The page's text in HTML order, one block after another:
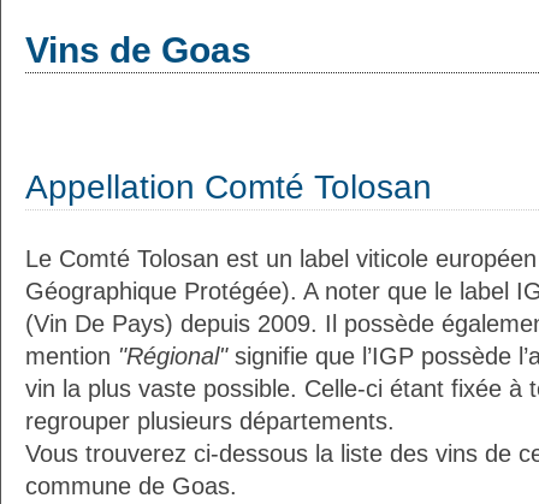
Vins de Goas
Appellation Comté Tolosan
Le Comté Tolosan est un label viticole
Géographique Protégée). A noter que le label
(Vin De Pays) depuis 2009. Il possède
mention "Régional"signifie que l’IGP possède
vin la plus vaste possible. Celle-ci étant fixée à
regrouper plusieurs départements.
Vous trouverez ci-dessous la liste des vins de
commune de Goas.